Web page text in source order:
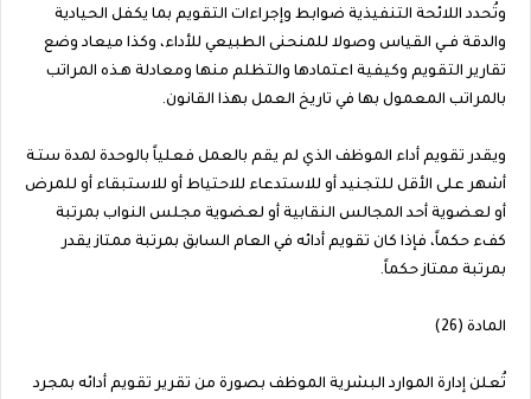
وتُحدد اللائحة التنفيذية ضوابط وإجراءات التقويم بما يكفل الحيادية
والدقة فــي القياس وصولا للمنحنى الطبيعي للأداء، وكذا ميعاد وضع
تقارير التقويم وكيفية اعتمادها والتظلم منها ومعادلة هـذه المراتب
بالمراتب المعمول بها في تاريخ العمل بهذا القانون.
ويقدر تقويم أداء الموظف الذي لم يقم بالعمل فعلياً بالوحدة لمدة ستـة
أشهر على الأقل للتجنيد أو للاستدعاء للاحتياط أو للاستبقاء أو للمرض
أو لعضوية أحد المجالس النقابية أو لعضوية مجلس النواب بمرتبة
كفء حكماً، فإذا كان تقويم أدائه في العام السابق بمرتبة ممتاز يقدر
بمرتبة ممتاز حكماً.
المادة (26)
تُعلن إدارة الموارد البشرية الموظف بصورة من تقرير تقويم أدائه بمجرد